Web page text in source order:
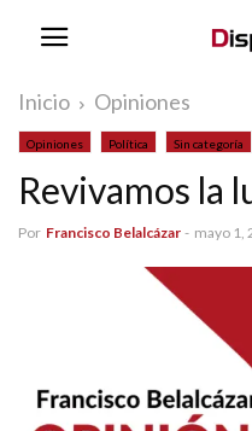
Inicio Opiniones
Opiniones Política Sin categoría
Revivamos la
Por Francisco Belalcázar - mayo 1,